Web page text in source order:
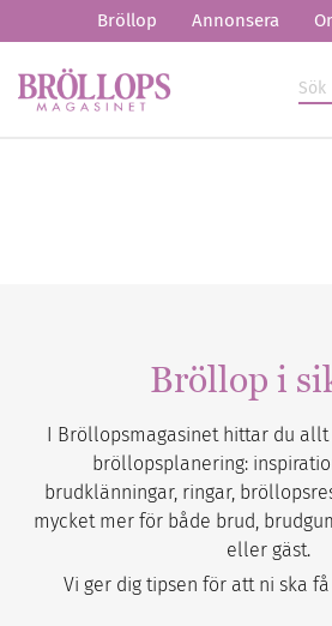
Bröllop Annonsera
Bröllop i
I Bröllopsmagasinet hittar du
bröllopsplanering:
brudklänningar, ringar,
mycket mer för både brud,
eller gäst.
Vi ger dig tipsen för att ni ska